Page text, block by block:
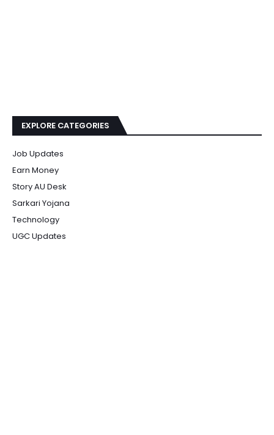
EXPLORE CATEGORIES
Job Updates
Earn Money
Story AU Desk
Sarkari Yojana
Technology
UGC Updates